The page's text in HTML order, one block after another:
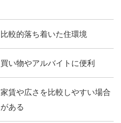
比較的落ち着いた住環境
買い物やアルバイトに便利
家賃や広さを比較しやすい場合
がある